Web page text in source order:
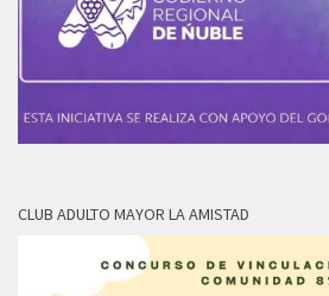
CLUB ADULTO MAYOR LA AMISTAD